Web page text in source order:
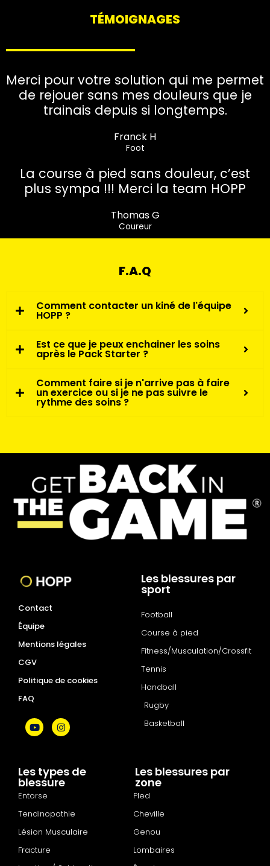
TÉMOIGNAGES
Merci pour votre solution qui me permet
de rejouer sans mes douleurs que je
trainais depuis si longtemps.
Franck H
Foot
La course à pied sans douleur, c’est
plus sympa !!! Merci la team HOPP
Thomas G
Coureur
F.A.Q
Comment contacter un kiné de l'équipe
HOPP ?
Est ce que je peux enchainer les soins
après le Pack Starter ?
Comment faire si je n'arrive pas à faire
un exercice ou si je ne pas suivre le
rythme des soins ?
Contact
Équipe
Mentions légales
CGV
Politique de cookies
FAQ
Les blessures par
sport
Football
Course à pied
Fitness/Musculation/Crossfit
Tennis
Handball
Rugby
Basketball
Les types de
blessure
Les blessures par
zone
Entorse
Tendinopathie
Lésion Musculaire
Fracture
PIed
Cheville
Genou
Lombaires